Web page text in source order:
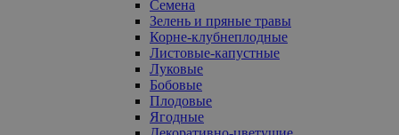
Семена
Зелень и пряные травы
Корне-клубнеплодные
Листовые-капустные
Луковые
Бобовые
Плодовые
Ягодные